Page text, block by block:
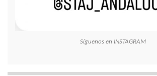
Síguenos en INSTAGRAM